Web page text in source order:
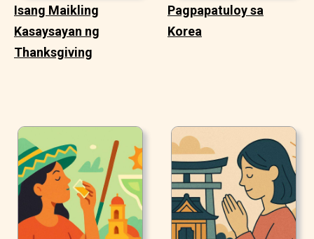
Isang Maikling
Kasaysayan ng
Thanksgiving
Pagpapatuloy sa
Korea